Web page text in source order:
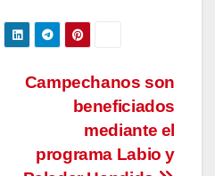
Campechanos son
beneficiados
mediante el
programa Labio y